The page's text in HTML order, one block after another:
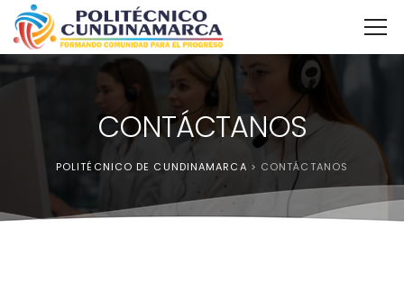
CONTÁCTANOS
POLITÉCNICO DE CUNDINAMARCA > CONTÁCTANOS